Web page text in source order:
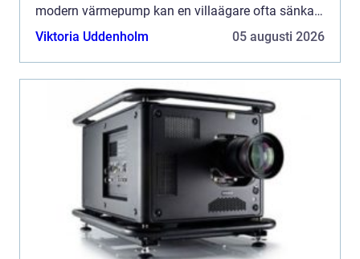
modern värmepump kan en villaägare ofta sänka
sina uppvärmningskostnader med upp till 7080
Viktoria Uddenholm 05 augusti 2026